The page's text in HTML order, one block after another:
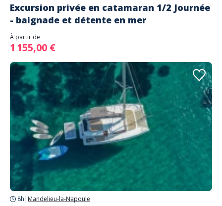
Excursion privée en catamaran 1/2 Journée
- baignade et détente en mer
À partir de
1 155,00 €
8h | Mandelieu-la-Napoule